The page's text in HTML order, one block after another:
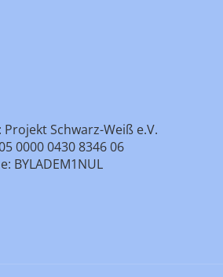
Schwarz-Weiß e.V.
0000 0430 8346 06
BYLADEM1NUL